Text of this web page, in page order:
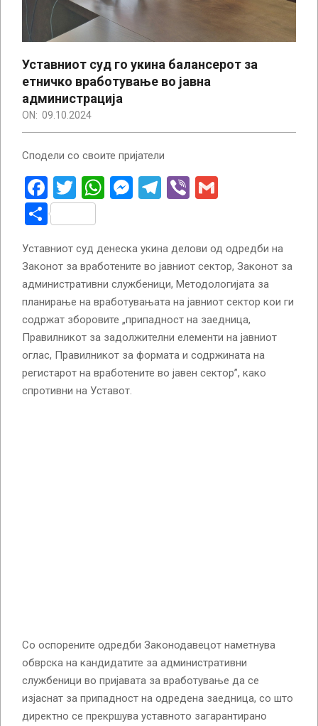
Уставниот суд го укина балансерот за
етничко вработување во јавна
администрација
ON: 09.10.2024
Сподели со своите пријатели
Facebook
Twitter
WhatsApp
Messenger
Telegram
Viber
Share
Уставниот суд денеска укина делови од одредби на
Законот за вработените во јавниот сектор, Законот за
административни службеници, Методологијата за
планирање на вработувањата на јавниот сектор кои ги
содржат зборовите „припадност на заедница,
Правилникот за задолжителни елементи на јавниот
оглас, Правилникот за формата и содржината на
регистарот на вработените во јавен сектор”, како
спротивни на Уставот.
Со оспорените одредби Законодавецот наметнува
обврска на кандидатите за административни
службеници во пријавата за вработување да се
изјаснат за припадност на одредена заедница, со што
директно се прекршува уставното загарантирано